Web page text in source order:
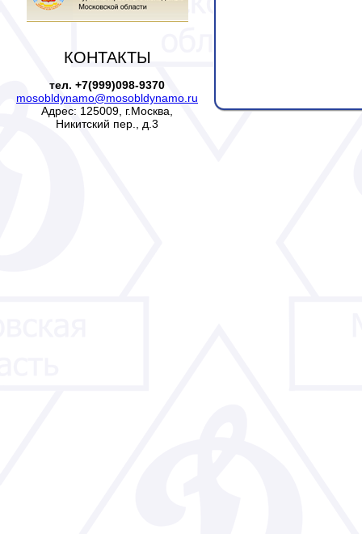
КОНТАКТЫ
тел. +7(999)098-9370
mosobldynamo@mosobldynamo.ru
Адрес: 125009, г.Москва,
Никитский пер., д.3